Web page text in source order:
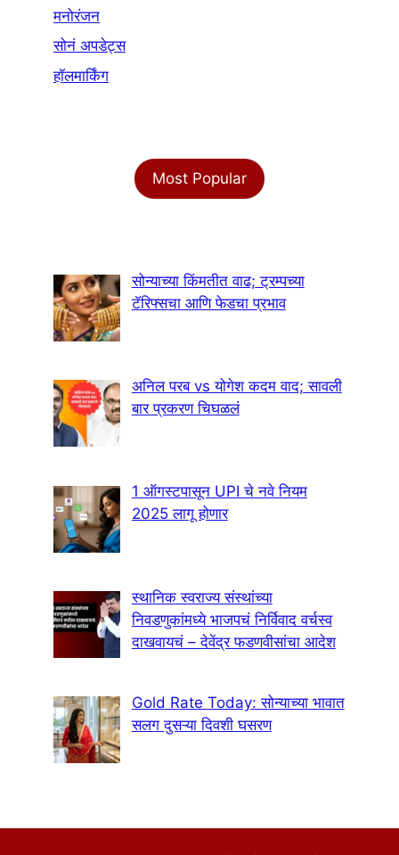
मनोरंजन
सोनं अपडेट्स
हॉलमार्किंग
Most Popular
सोन्याच्या किंमतीत वाढ; ट्रम्पच्या
टॅरिफ्सचा आणि फेडचा प्रभाव
अनिल परब vs योगेश कदम वाद; सावली
बार प्रकरण चिघळलं
1 ऑगस्टपासून UPI चे नवे नियम
2025 लागू होणार
स्थानिक स्वराज्य संस्थांच्या
निवडणुकांमध्ये भाजपचं निर्विवाद वर्चस्व
दाखवायचं – देवेंद्र फडणवीसांचा आदेश
Gold Rate Today: सोन्याच्या भावात
सलग दुसऱ्या दिवशी घसरण